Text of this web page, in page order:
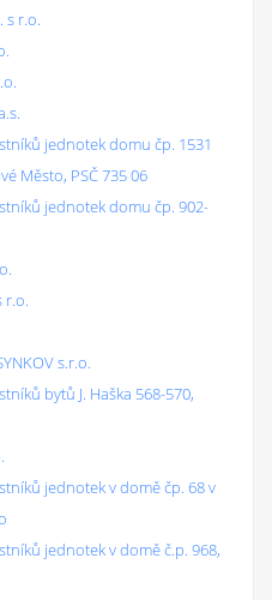
s r.o.
jednotek domu čp. 1531
Město, PSČ 735 06
jednotek domu čp. 902-
r.o.
s.r.o.
bytů J. Haška 568-570,
jednotek v domě čp. 68 v
jednotek v domě č.p. 968,